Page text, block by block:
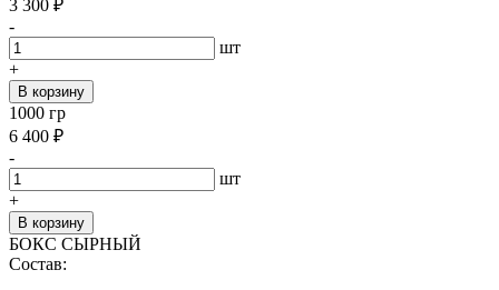
3 300 ₽
-
шт
+
В корзину
1000 гр
6 400 ₽
-
шт
+
В корзину
БОКС СЫРНЫЙ
Состав: